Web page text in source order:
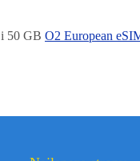
i 50 GB O2 European